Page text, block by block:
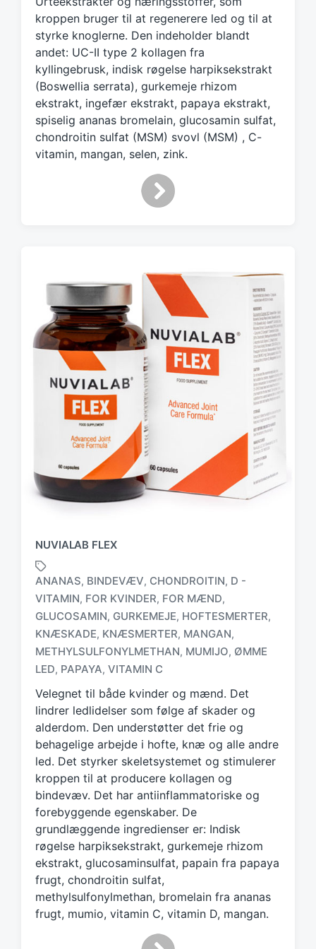
d
w
t
h
kroppen bruger til at regenerere led og til at
styrke knoglerne. Den indeholder blandt
andet: UC-II type 2 kollagen fra
kyllingebrusk, indisk røgelse harpiksekstrakt
(Boswellia serrata), gurkemeje rhizom
ekstrakt, ingefær ekstrakt, papaya ekstrakt,
spiselig ananas bromelain, glucosamin sulfat,
chondroitin sulfat (MSM) svovl (MSM) , C-
vitamin, mangan, selen, zink.
NUVIALAB FLEX
a
g
g
d
w
i
t
h
ANANAS, BINDEVÆV, CHONDROITIN, D -
VITAMIN, FOR KVINDER, FOR MÆND,
GLUCOSAMIN, GURKEMEJE, HOFTESMERTER,
KNÆSKADE, KNÆSMERTER, MANGAN,
METHYLSULFONYLMETHAN, MUMIJO, ØMME
LED, PAPAYA, VITAMIN C
Velegnet til både kvinder og mænd. Det
lindrer ledlidelser som følge af skader og
alderdom. Den understøtter det frie og
behagelige arbejde i hofte, knæ og alle andre
led. Det styrker skeletsystemet og stimulerer
kroppen til at producere kollagen og
bindevæv. Det har antiinflammatoriske og
forebyggende egenskaber. De
grundlæggende ingredienser er: Indisk
røgelse harpiksekstrakt, gurkemeje rhizom
ekstrakt, glucosaminsulfat, papain fra papaya
frugt, chondroitin sulfat,
methylsulfonylmethan, bromelain fra ananas
frugt, mumio, vitamin C, vitamin D, mangan.